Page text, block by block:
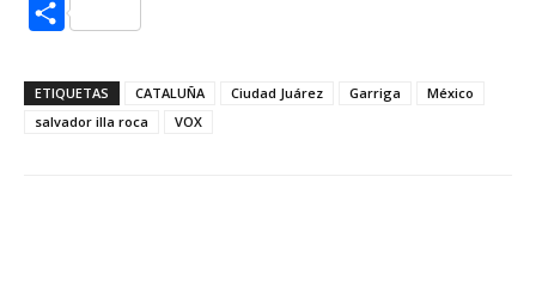
Compartir
ETIQUETAS CATALUÑA Ciudad Juárez Garriga
México
salvador illa roca
VOX